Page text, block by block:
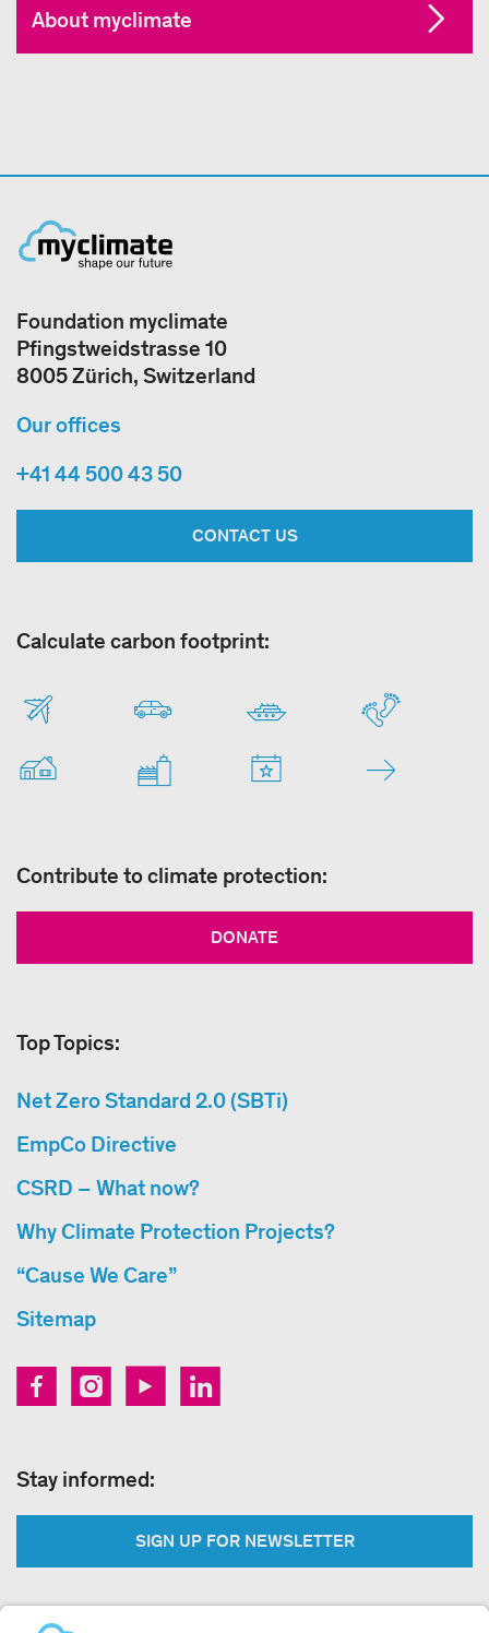
About myclimate
Foundation myclimate
Pfingstweidstrasse 10
8005 Zürich, Switzerland
Our offices
+41 44 500 43 50
CONTACT US
Calculate carbon footprint:
Contribute to climate protection:
DONATE
Top Topics:
Net Zero Standard 2.0 (SBTi)
EmpCo Directive
CSRD – What now?
Why Climate Protection Projects?
“Cause We Care”
Sitemap
Stay informed:
SIGN UP FOR NEWSLETTER